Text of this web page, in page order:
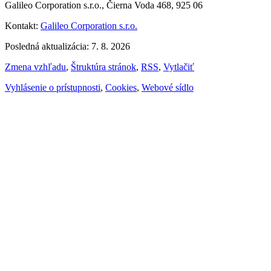
Galileo Corporation s.r.o., Čierna Voda 468, 925 06
Kontakt: Galileo Corporation s.r.o.
Posledná aktualizácia: 7. 8. 2026
Zmena vzhľadu, Štruktúra stránok, RSS, Vytlačiť
Vyhlásenie o prístupnosti, Cookies, Webové sídlo